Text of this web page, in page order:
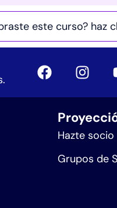
este curso? haz
Hazte socio
Grupos de